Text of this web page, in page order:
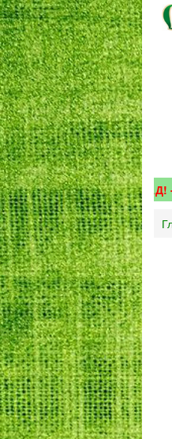
- ОСЕННИЙ ЦЕНОПАД! -